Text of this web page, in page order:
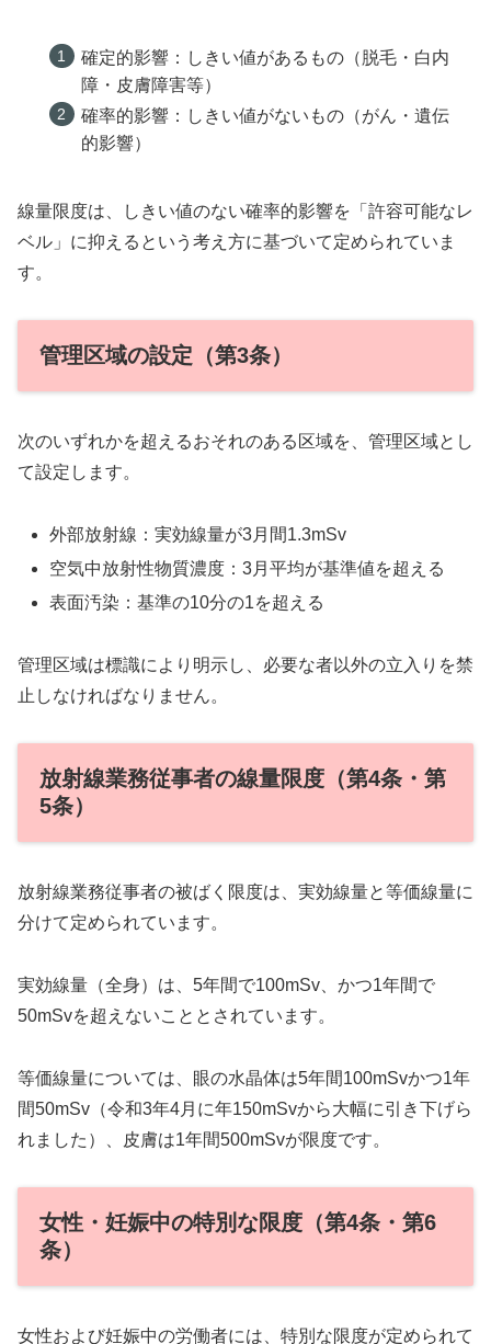
確定的影響：しきい値があるもの（脱毛・白内
障・皮膚障害等）
確率的影響：しきい値がないもの（がん・遺伝
的影響）
線量限度は、しきい値のない確率的影響を「許容可能なレ
ベル」に抑えるという考え方に基づいて定められていま
す。
管理区域の設定（第3条）
次のいずれかを超えるおそれのある区域を、管理区域とし
て設定します。
外部放射線：実効線量が3月間1.3mSv
空気中放射性物質濃度：3月平均が基準値を超える
表面汚染：基準の10分の1を超える
管理区域は標識により明示し、必要な者以外の立入りを禁
止しなければなりません。
放射線業務従事者の線量限度（第4条・第
5条）
放射線業務従事者の被ばく限度は、実効線量と等価線量に
分けて定められています。
実効線量（全身）は、5年間で100mSv、かつ1年間で
50mSvを超えないこととされています。
等価線量については、眼の水晶体は5年間100mSvかつ1年
間50mSv（令和3年4月に年150mSvから大幅に引き下げら
れました）、皮膚は1年間500mSvが限度です。
女性・妊娠中の特別な限度（第4条・第6
条）
女性および妊娠中の労働者には、特別な限度が定められて